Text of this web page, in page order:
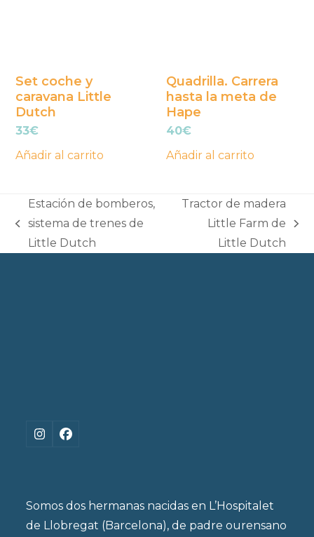
Set coche y
caravana Little
Dutch
33€
Añadir al carrito
Quadrilla. Carrera
hasta la meta de
Hape
40€
Añadir al carrito
previous
post:
Estación de bomberos,
sistema de trenes de
Little Dutch
post:
Tractor de madera
Little Farm de
Little Dutch
Instagram
Facebook
Somos dos hermanas nacidas en L’Hospitalet
de Llobregat (Barcelona), de padre ourensano